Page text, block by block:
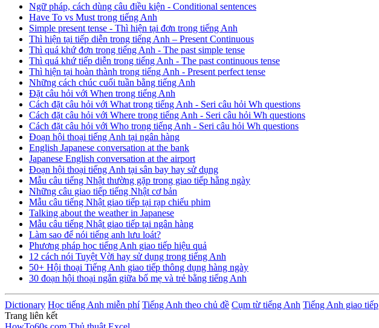
Ngữ pháp, cách dùng câu điều kiện - Conditional sentences
Have To vs Must trong tiếng Anh
Simple present tense - Thì hiện tại đơn trong tiếng Anh
Thì hiện tại tiếp diễn trong tiếng Anh – Present Continuous
Thì quá khứ đơn trong tiếng Anh - The past simple tense
Thì quá khứ tiếp diễn trong tiếng Anh - The past continuous tense
Thì hiện tại hoàn thành trong tiếng Anh - Present perfect tense
Những cách chúc cuối tuần bằng tiếng Anh
Đặt câu hỏi với When trong tiếng Anh
Cách đặt câu hỏi với What trong tiếng Anh - Seri câu hỏi Wh questions
Cách đặt câu hỏi với Where trong tiếng Anh - Seri câu hỏi Wh questions
Cách đặt câu hỏi với Who trong tiếng Anh - Seri câu hỏi Wh questions
Đoạn hội thoại tiếng Anh tại ngân hàng
English Japanese conversation at the bank
Japanese English conversation at the airport
Đoạn hội thoại tiếng Anh tại sân bay hay sử dụng
Mẫu câu tiếng Nhật thường gặp trong giao tiếp hằng ngày
Những câu giao tiếp tiếng Nhật cơ bản
Mẫu câu tiếng Nhật giao tiếp tại rạp chiếu phim
Talking about the weather in Japanese
Mẫu câu tiếng Nhật giao tiếp tại ngân hàng
Làm sao để nói tiếng anh lưu loát?
Phương pháp học tiếng Anh giao tiếp hiệu quả
12 cách nói Tuyệt Vời hay sử dụng trong tiếng Anh
50+ Hội thoại Tiếng Anh giao tiếp thông dụng hàng ngày
30 đoạn hội thoại ngắn giữa bố mẹ và trẻ bằng tiếng Anh
Dictionary Học tiếng Anh miễn phí Tiếng Anh theo chủ đề Cụm từ tiếng Anh Tiếng Anh giao tiếp
Trang liên kết